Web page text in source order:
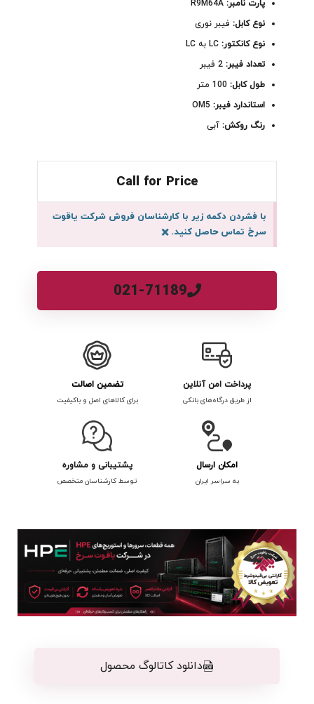
پارت نامبر:
نوع کابل: فیبر نوری
نوع کانکتور:
تعداد فیبر:
طول کابل:
استاندارد فیبر:
رنگ روکش: آبی
Call for Price
با فشردن دکمه زیر با کارشناسان فروش شرکت یاقوت
سرخ تماس حاصل کنید.×
021-71189
پرداخت امن آنلاین
از طریق درگاه‌های بانکی
تضمین اصالت
برای کالاهای اصل و باکیفیت
امکان ارسال
به سراسر ایران
پشتیبانی و مشاوره
توسط کارشناسان متخصص
دانلود کاتالوگ محصول